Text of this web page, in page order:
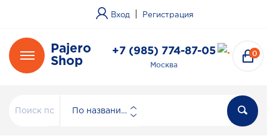
Вход Регистрация
Pajero
Shop
+7 (985) 774-87-05
Москва
0
По названию